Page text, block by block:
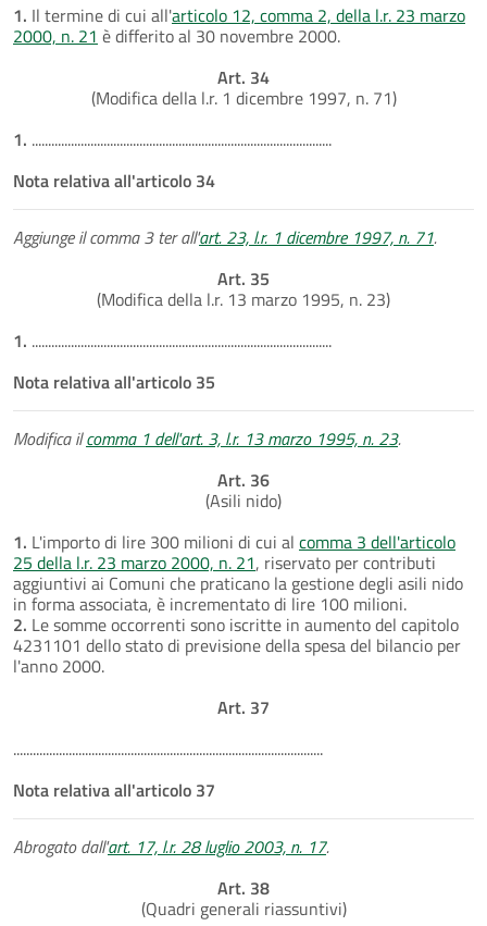
1. Il termine di cui all'articolo 12, comma 2, della l.r. 23 marzo
2000, n. 21 è differito al 30 novembre 2000.
Art. 34
(Modifica della l.r. 1 dicembre 1997, n. 71)
1. ............................................................................................
Nota relativa all'articolo 34
Aggiunge il comma 3 ter all'art. 23, l.r. 1 dicembre 1997, n. 71.
Art. 35
(Modifica della l.r. 13 marzo 1995, n. 23)
1. ............................................................................................
Nota relativa all'articolo 35
Modifica ilcomma 1 dell'art. 3, l.r. 13 marzo 1995, n. 23.
Art. 36
(Asili nido)
1. L'importo di lire 300 milioni di cui al comma 3 dell'articolo
25 della l.r. 23 marzo 2000, n. 21, riservato per contributi
aggiuntivi ai Comuni che praticano la gestione degli asili nido
in forma associata, è incrementato di lire 100 milioni.
2. Le somme occorrenti sono iscritte in aumento del capitolo
4231101 dello stato di previsione della spesa del bilancio per
l'anno 2000.
Art. 37
...............................................................................................
Nota relativa all'articolo 37
Abrogato dall'art. 17, l.r. 28 luglio 2003, n. 17.
Art. 38
(Quadri generali riassuntivi)